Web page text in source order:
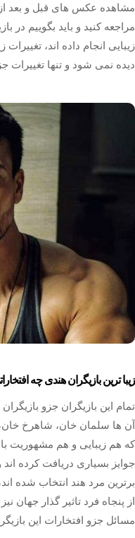
مشاهده عکس های قبل و بعد
مراجعه کنید و باید بگوییم در
زیبایی انجام داده اند،
دیده نمی شود و تنها
زیبا ترین بازیگران هندی چه
تمام این بازیگران جزو
آن ها سلمان خان، شاهرخ خان،
که هم زیبایی و هم مشهوریت
جوایز بسیاری دریافت کرده
برترین مرد هند انتخاب شده
از پنجاه فرد تاثیر گذار جهان
مسائل جزو افتخارات این